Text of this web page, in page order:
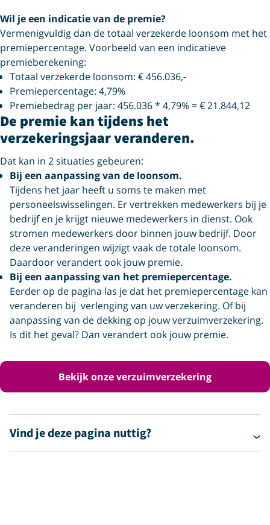
Wil jeeen indicatie van de premie?
Vermenigvuldig dan de totaal verzekerde loonsom met het
premiepercentage. Voorbeeld van een indicatieve
premieberekening:
Totaal verzekerde loonsom: € 456.036,-
Premiepercentage: 4,79%
Premiebedrag per jaar: 456.036 * 4,79% = € 21.844,12
De premie kan tijdens het
verzekeringsjaar veranderen.
Dat kan in 2 situaties gebeuren:
Bij een aanpassing van de loonsom.
Tijdens het jaar heeft u soms te maken met
personeelswisselingen. Er vertrekken medewerkers bij je
bedrijf en je krijgt nieuwe medewerkers in dienst. Ook
stromen medewerkers door binnen jouw bedrijf. Door
deze veranderingen wijzigt vaak de totale loonsom.
Daardoor verandert ook jouw premie.
Bij een aanpassing van het premiepercentage.
Eerder op de pagina las je dat het premiepercentage kan
veranderen bij verlenging van uw verzekering. Of bij
aanpassing van de dekking op jouw verzuimverzekering.
Is dit het geval? Dan verandert ook jouw premie.
Bekijk onze verzuimverzekering
Vind je deze pagina nuttig?